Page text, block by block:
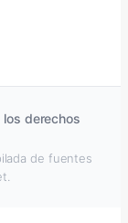
derechos
de fuentes